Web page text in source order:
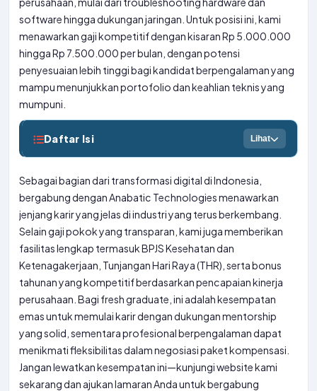
software hingga dukungan jaringan. Untuk posisi ini, kami
menawarkan gaji kompetitif dengan kisaran Rp 5.000.000
hingga Rp 7.500.000 per bulan, dengan potensi
penyesuaian lebih tinggi bagi kandidat berpengalaman yang
mampu menunjukkan portofolio dan keahlian teknis yang
mumpuni.
Daftar Isi Lihat
Sebagai bagian dari transformasi digital di Indonesia,
bergabung dengan Anabatic Technologies menawarkan
jenjang karir yang jelas di industri yang terus berkembang.
Selain gaji pokok yang transparan, kami juga memberikan
fasilitas lengkap termasuk BPJS Kesehatan dan
Ketenagakerjaan, Tunjangan Hari Raya (THR), serta bonus
tahunan yang kompetitif berdasarkan pencapaian kinerja
perusahaan. Bagi fresh graduate, ini adalah kesempatan
emas untuk memulai karir dengan dukungan mentorship
yang solid, sementara profesional berpengalaman dapat
menikmati fleksibilitas dalam negosiasi paket kompensasi.
Jangan lewatkan kesempatan ini—kunjungi website kami
sekarang dan ajukan lamaran Anda untuk bergabung